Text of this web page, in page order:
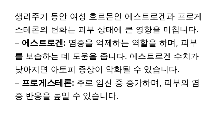
생리주기 동안 여성 호르몬인 에스트로겐과 프로게
스테론의 변화는 피부 상태에 큰 영향을 미칩니다.
– 에스트로겐: 염증을 억제하는 역할을 하며, 피부
를 보습하는 데 도움을 줍니다. 에스트로겐 수치가
낮아지면 아토피 증상이 악화될 수 있습니다.
– 프로게스테론: 주로 임신 중 증가하며, 피부의 염
증 반응을 높일 수 있습니다.